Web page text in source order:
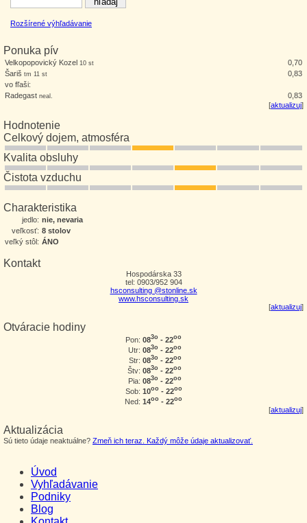
Rozšírené výhľadávanie
Ponuka pív
Velkopopovický Kozel 10 st
0,70
Šariš tm 11 st
0,83
vo fľaši:
Radegast neal.
0,83
[aktualizuj]
Hodnotenie
Celkový dojem, atmosféra
Kvalita obsluhy
Čistota vzduchu
Charakteristika
jedlo: nie, nevaria
veľkosť: 8 stolov
veľký stôl: ÁNO
Kontakt
Hospodárska 33
tel: 0903/952 904
hsconsulting @stonline.sk
www.hsconsulting.sk
[aktualizuj]
Otváracie hodiny
Pon: 083o - 22oo
Utr: 083o - 22oo
Str: 083o - 22oo
Štv: 083o - 22oo
Pia: 083o - 22oo
Sob: 10oo - 22oo
Ned: 14oo - 22oo
[aktualizuj]
Aktualizácia
Sú tieto údaje neaktuálne? Zmeň ich teraz. Každý môže údaje aktualizovať.
Úvod
Vyhľadávanie
Podniky
Blog